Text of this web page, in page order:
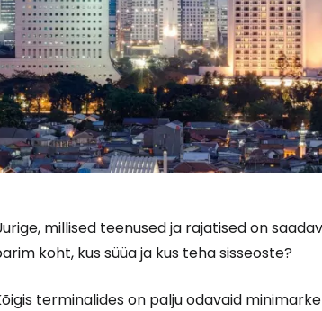
millised teenused ja rajatised on
koht, kus süüa ja kus teha sisseoste?
terminalides on palju odavaid